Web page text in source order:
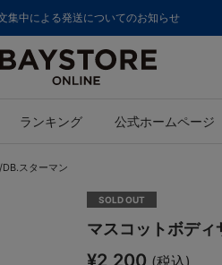
集中による発送についてのお知らせ
ランキング 公式ホームページ
スターマン
SOLD OUT
マスコットボデ
¥2,200